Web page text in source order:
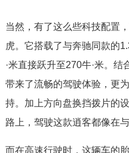
当然，有了这么些科技配置
虎。它搭载了与奔驰同款的
·米直接跃升至270牛·米。
带来了流畅的驾驶体验，更
持。加上方向盘换挡拨片的
路上，驾驶这款逍客都像在与
而在高速行驶时，这辆车的